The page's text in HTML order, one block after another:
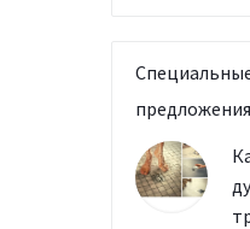
предложения